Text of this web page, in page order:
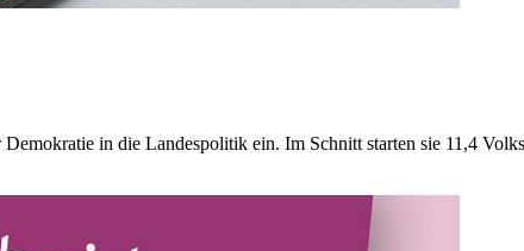
in die Landespolitik ein. Im Schnitt starten sie 11,4